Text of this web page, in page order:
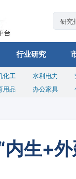
行业研究
化工 水利电力
用品 办公家具
生+